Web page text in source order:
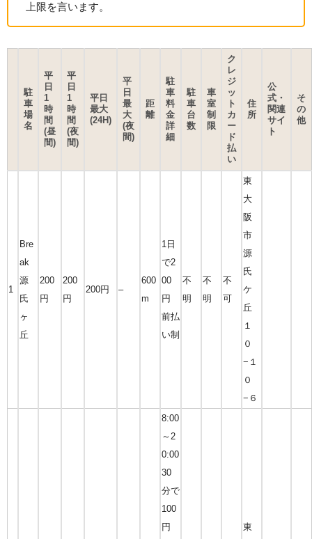
上限を言います。
駐
車
場
名
平
日
1
時
間
(昼
間)
平
日
1
時
間
(夜
間)
平日
最大
(24H)
平
日
最
大
(夜
間)
距
離
駐
車
料
金
詳
細
駐
車
台
数
車
室
制
限
ク
レ
ジ
ッ
ト
カ
ー
ド
払
い
住
所
公
式・
関連
サイ
ト
そ
の
他
1
Bre
ak
源
氏
ヶ
丘
200
円
200
円
200円 –
600
m
1日
で2
00
円
前払
い制
不
明
不
明
不
可
東
大
阪
市
源
氏
ケ
丘
１
０
−１
０
−６
8:00
～2
0:00
30
分で
100
円
東